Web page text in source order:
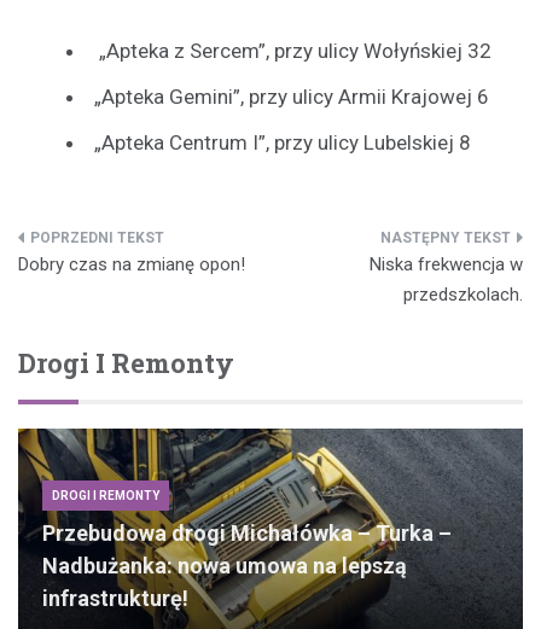
„Apteka z Sercem”, przy ulicy Wołyńskiej 32
„Apteka Gemini”, przy ulicy Armii Krajowej 6
„Apteka Centrum I”, przy ulicy Lubelskiej 8
Nawigacja
Dobry czas na zmianę opon!
Niska frekwencja w
przedszkolach.
Drogi I Remonty
DROGI I REMONTY
Przebudowa drogi Michałówka – Turka –
Nadbużanka: nowa umowa na lepszą
infrastrukturę!